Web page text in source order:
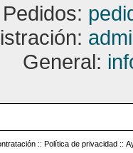
Pedidos:
General:
:: Política de privacidad ::